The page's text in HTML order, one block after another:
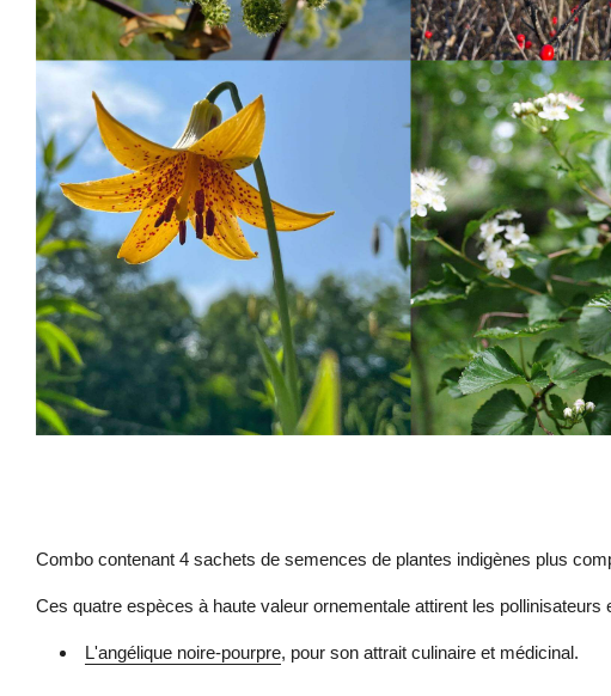
Combo contenant 4 sachets de semences de plantes indigènes plus
Ces quatre espèces à haute valeur ornementale attirent les pollinisateurs
L'angélique noire-pourpre, pour son attrait culinaire et médicinal.